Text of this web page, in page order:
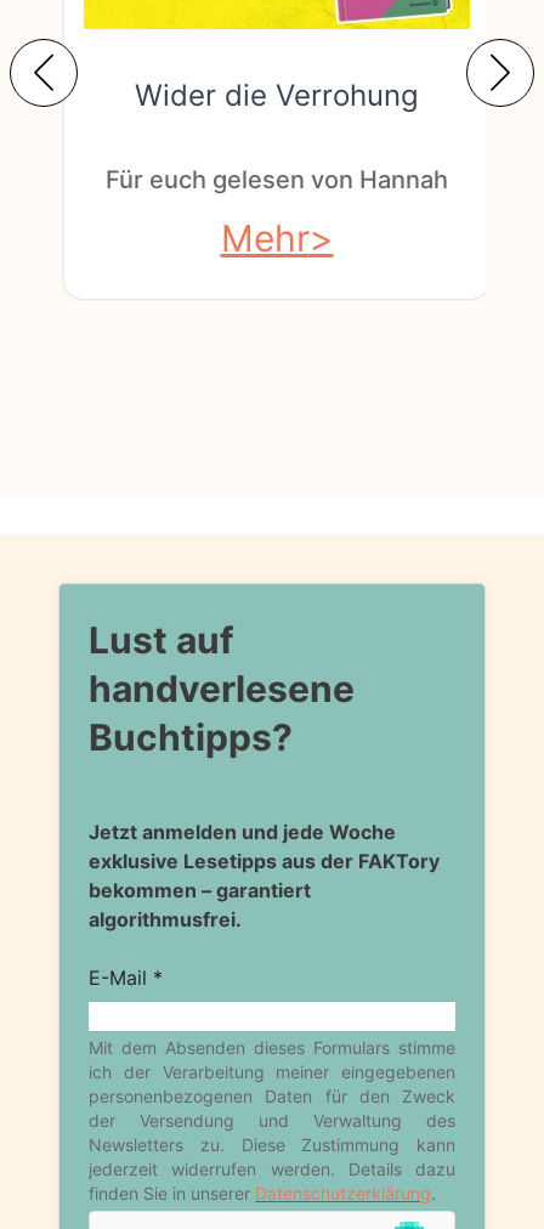
Wider die Verrohung
Für euch gelesen von Hannah
Mehr
Lust auf
handverlesene
Buchtipps?